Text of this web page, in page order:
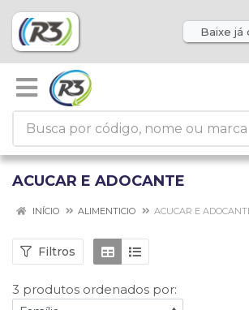
Baixe já
ACUCAR E ADOCANTE
INÍCIO ALIMENTICIO ACUCAR E
Filtros
3 produtos ordenados por: